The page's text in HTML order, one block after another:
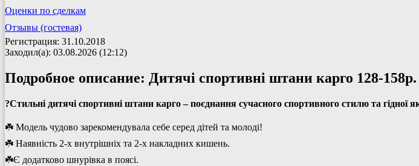
Оценки по сделкам
Отзывы (гостевая)
Регистрация: 31.10.2018
Заходил(а): 03.08.2026 (12:12)
Подробное описание: Дитячі спортивні штани карго 128-
?Стильні дитячі спортивні штани карго – поєднання сучасного спортивного стилю та гідної
☘️ Модель чудово зарекомендувала себе серед дітей та молоді!
☘️ Наявність 2-х внутрішніх та 2-х накладних кишень.
☘️Є додатково шнурівка в поясі.